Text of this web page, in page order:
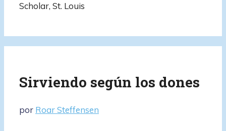
Scholar, St. Louis
Sirviendo según los dones
por Roar Steffensen